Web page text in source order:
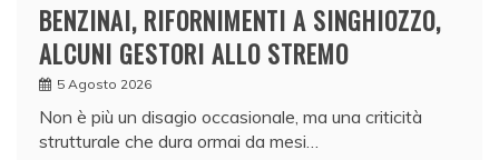
BENZINAI, RIFORNIMENTI A SINGHIOZZO,
ALCUNI GESTORI ALLO STREMO
5 Agosto 2026
Non è più un disagio occasionale, ma una criticità
strutturale che dura ormai da mesi…